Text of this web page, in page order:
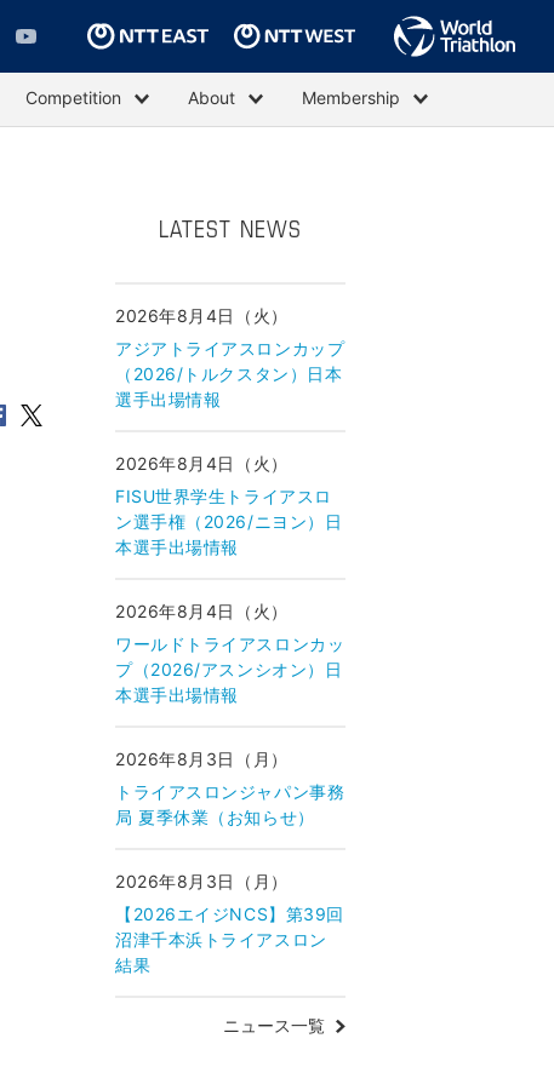
Competition About Membership
LATEST NEWS
2026年8月4日（火）
アジアトライアスロンカップ
（2026/トルクスタン）日本
選手出場情報
2026年8月4日（火）
FISU世界学生トライアスロ
ン選手権（2026/ニヨン）日
本選手出場情報
2026年8月4日（火）
ワールドトライアスロンカッ
プ（2026/アスンシオン）日
本選手出場情報
2026年8月3日（月）
トライアスロンジャパン事務
局 夏季休業（お知らせ）
2026年8月3日（月）
【2026エイジNCS】第39回
沼津千本浜トライアスロン
結果
ニュース一覧